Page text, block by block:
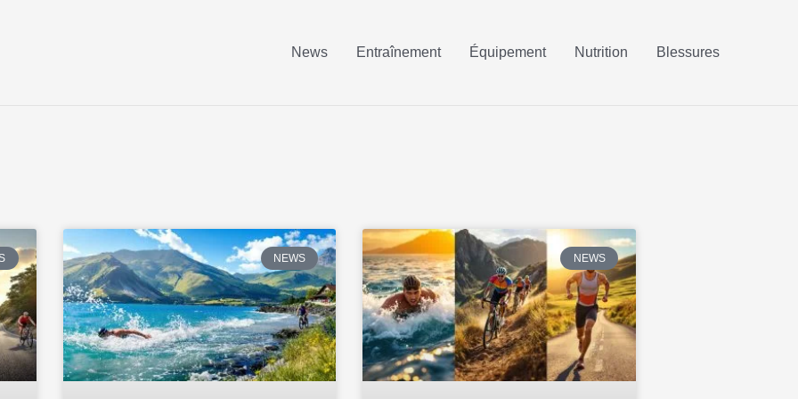
News Entraînement Équipement Nutrition Blessures
NEWS NEWS